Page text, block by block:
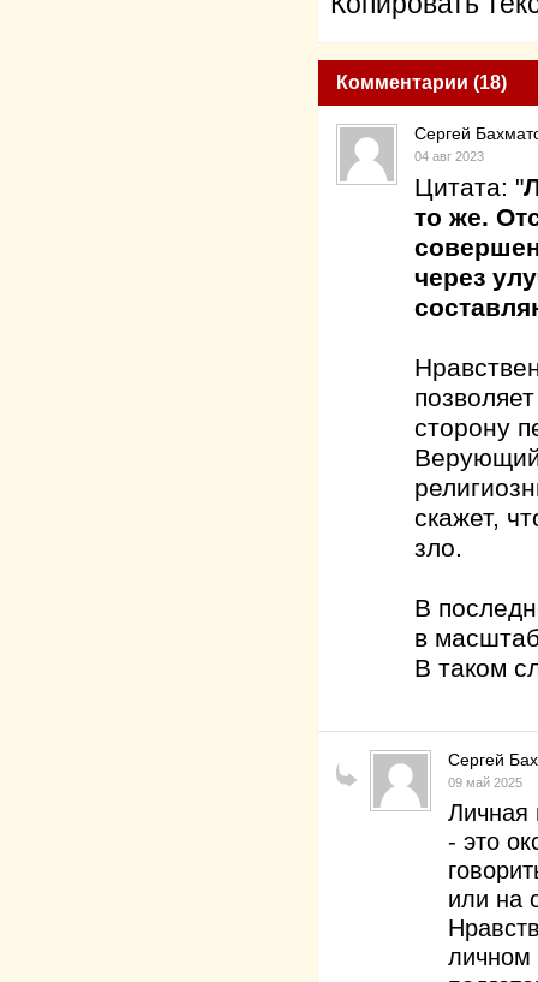
Комментарии (18)
Сергей
04 авг 2023
Цитата: "
то же.
через
сторону
Верующий
скажет,
зло.
В
в
В таком
Сергей
09 май 2025
Личная
- это
или на
личном